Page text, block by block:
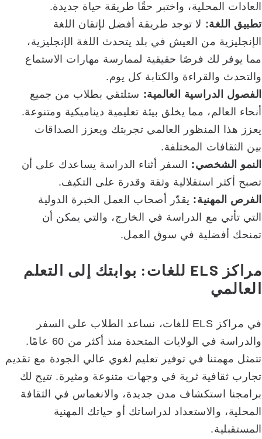
العادات المحلية، واختبر حقًا طريقة حياة جديدة.
تطبيق اللغة: لا توجد طريقة أفضل لإتقان اللغة
الإنجليزية من العيش في بلد يتحدث اللغة الإنجليزية،
مما يوفر لك فرصًا حقيقية لممارسة مهارات الاستماع
والتحدث والقراءة والكتابة كل يوم.
الفصول الدراسية العالمية: ستلتقي بطلاب من جميع
أنحاء العالم، مما يخلق بيئة تعليمية ديناميكية ومتنوعة.
يعزز هذا المنظور العالمي تجربتك ويعزز الصداقات
بين الثقافات المختلفة.
النمو الشخصي: السفر أثناء الدراسة يساعدك على أن
تصبح أكثر استقلالية وثقة وقدرة على التكيف.
الفرص المهنية: يقدّر أصحاب العمل الخبرة الدولية
التي تأتي مع الدراسة في الخارج، والتي يمكن أن
تمنحك أفضلية في سوق العمل.
مراكز ELS للغات: بوابتك إلى التعلم
العالمي
في مراكز ELS للغات، نساعد الطلاب على السفر
والدراسة في الولايات المتحدة منذ أكثر من 60 عامًا.
تتمثل مهمتنا في توفير تعليم لغوي عالي الجودة مع تقديم
تجارب ثقافية ثرية في وجهات متنوعة ومثيرة. تتيح لك
برامجنا استكشاف مدن جديدة، والانغماس في الثقافة
المحلية، والاستعداد لدراساتك أو حياتك المهنية
المستقبلية.